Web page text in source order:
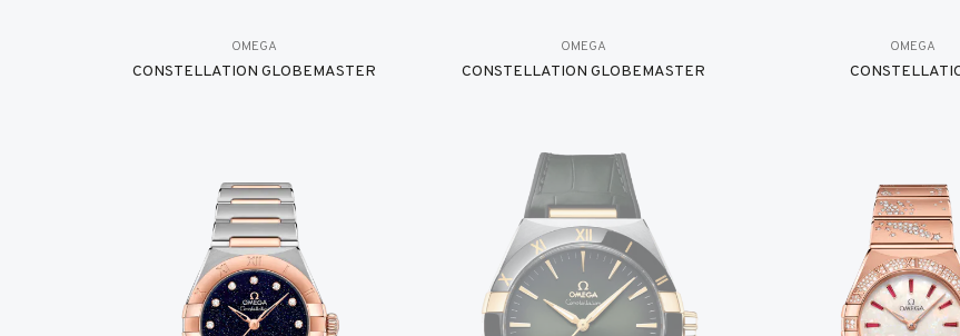
OMEGA
CONSTELLATION GLOBEMASTER
OMEGA
CONSTELLATION GLOBEMASTER
OMEGA